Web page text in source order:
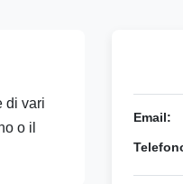
di vari
o il
Email: